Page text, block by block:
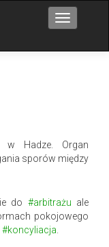
Przełącz
Hadze. Organ
sporów między
do #arbitrażu ale
pokojowego
#koncyliacja